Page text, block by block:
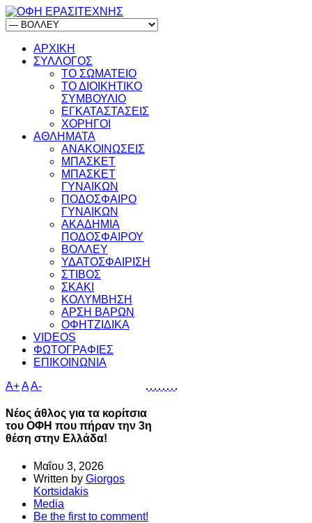
ΑΡΧΙΚΗ
ΣΥΛΛΟΓΟΣ
ΤΟ ΣΩΜΑΤΕΙΟ
ΤΟ ΔΙΟΙΚΗΤΙΚΟ
ΣΥΜΒΟΥΛΙΟ
ΕΓΚΑΤΑΣΤΑΣΕΙΣ
ΧΟΡΗΓΟΙ
ΑΘΛΗΜΑΤΑ
ΑΝΑΚΟΙΝΩΣΕΙΣ
ΜΠΑΣΚΕΤ
ΜΠΑΣΚΕΤ
ΓΥΝΑΙΚΩΝ
ΠΟΔΟΣΦΑΙΡΟ
ΓΥΝΑΙΚΩΝ
ΑΚΑΔΗΜΙΑ
ΠΟΔΟΣΦΑΙΡΟΥ
ΒΟΛΛΕΥ
ΥΔΑΤΟΣΦΑΙΡΙΣΗ
ΣΤΙΒΟΣ
ΣΚΑΚΙ
ΚΟΛΥΜΒΗΣΗ
ΑΡΣΗ ΒΑΡΩΝ
ΟΦΗΤΖΙΔΙΚΑ
VIDEOS
ΦΩΤΟΓΡΑΦΙΕΣ
ΕΠΙΚΟΙΝΩΝΙΑ
A+AA-
Νέος άθλος για τα κορίτσια
του ΟΦΗ που πήραν την 3η
θέση στην Ελλάδα!
Μαΐου 3, 2026
Written by Giorgos
Kortsidakis
Media
Be the first to comment!